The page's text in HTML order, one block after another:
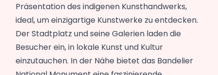
Präsentation des indigenen Kunsthandwerks,
ideal, um einzigartige Kunstwerke zu entdecken.
Der Stadtplatz und seine Galerien laden die
Besucher ein, in lokale Kunst und Kultur
einzutauchen. In der Nähe bietet das Bandelier